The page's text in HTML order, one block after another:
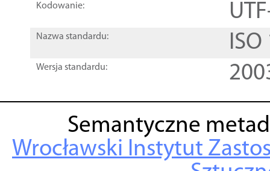
Kodowanie:
Nazwa standardu:
Wersja standardu:
Semantyczne
Wrocławski Instytut